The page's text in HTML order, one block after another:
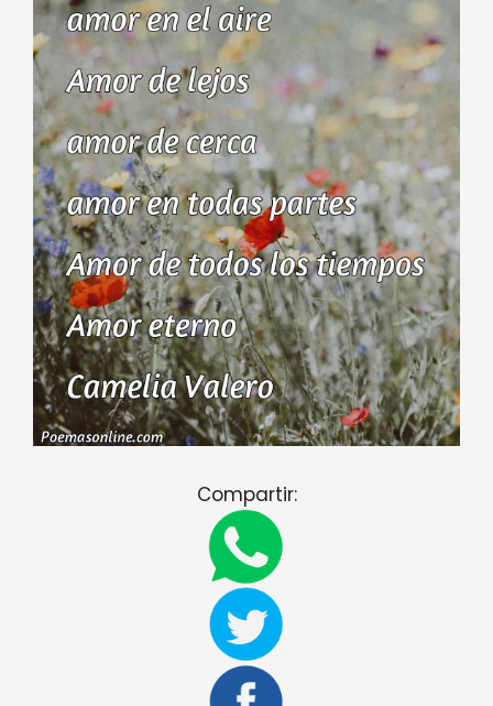
Compartir: